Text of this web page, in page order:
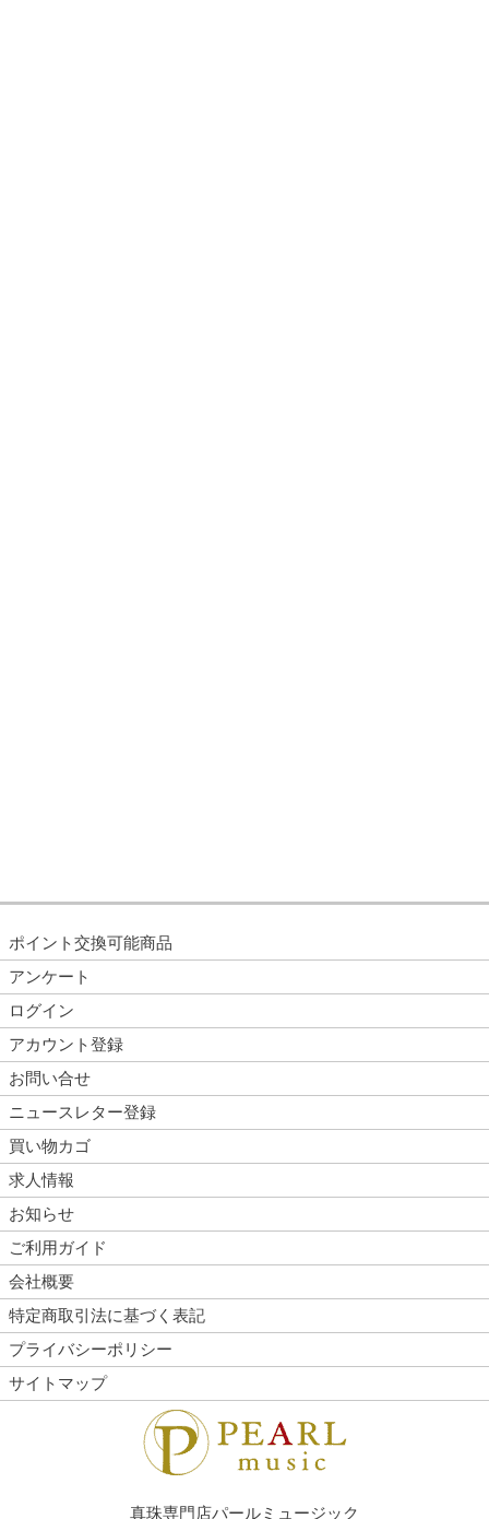
ポイント交換可能商品
アンケート
ログイン
アカウント登録
お問い合せ
ニュースレター登録
買い物カゴ
求人情報
お知らせ
ご利用ガイド
会社概要
特定商取引法に基づく表記
プライバシーポリシー
サイトマップ
真珠専門店パールミュージック